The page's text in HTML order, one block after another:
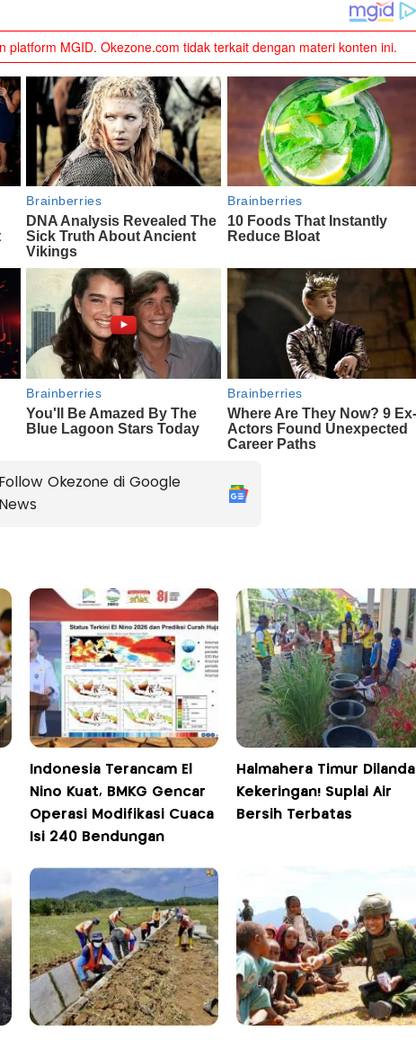
Follow Okezone di Google
News
Indonesia Terancam El
Nino Kuat, BMKG Gencar
Operasi Modifikasi Cuaca
Isi 240 Bendungan
Halmahera Timur Dilanda
Kekeringan! Suplai Air
Bersih Terbatas